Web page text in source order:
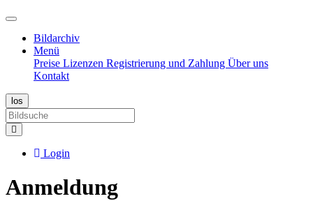
Bildarchiv
Menü
Preise Lizenzen Registrierung und Zahlung Über uns
Kontakt
Login
Anmeldung